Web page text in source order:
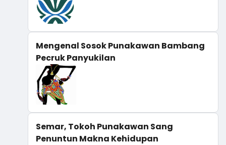
Mengenal Sosok Punakawan Bambang
Pecruk Panyukilan
Semar, Tokoh Punakawan Sang
Penuntun Makna Kehidupan